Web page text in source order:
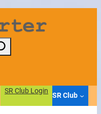
SR Club Login
SR Club